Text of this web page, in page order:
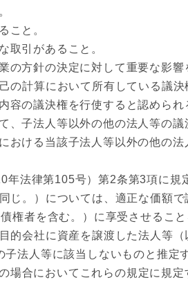
こと。
取引があること。
方針の決定に対して重要な影
計算において所有している議
容の議決権を行使すると認めら
、子法人等以外の他の法人等の
おける当該子法人等以外の他の
法律第105号）第2条第3項に規
じ。）については、適正な価額
権者を含む。）に享受させるこ
的会社に資産を譲渡した法人等
法人等に該当しないものと推定
合においてこれらの規定に規定